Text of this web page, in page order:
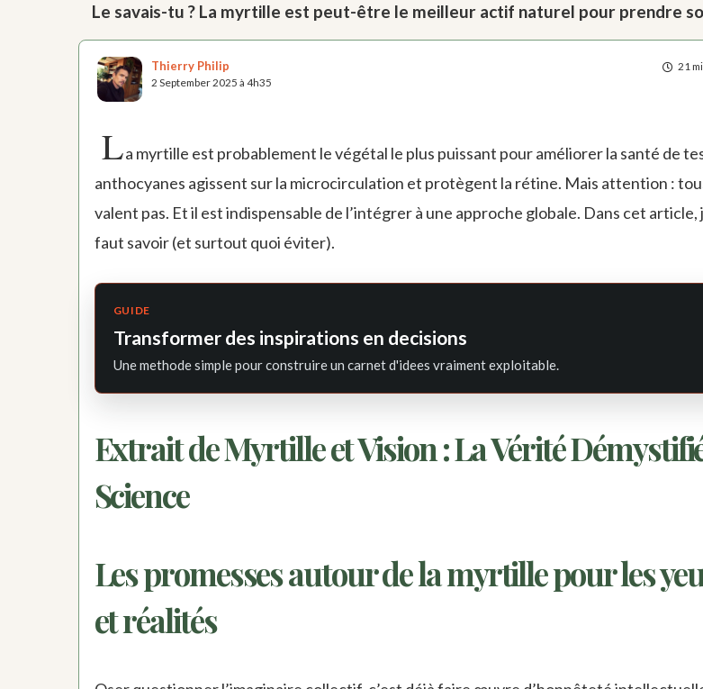
Le savais-tu ? La myrtille est peut-être le meilleur actif naturel pour prendre
21
Thierry Philip
2 September 2025 à 4h35
La myrtille est probablement le végétal le plus puissant pour améliorer la santé de
anthocyanes agissent sur la microcirculation et protègent la rétine. Mais attention :
valent pas. Et il est indispensable de l’intégrer à une approche globale. Dans cet article,
faut savoir (et surtout quoi éviter).
GUIDE
Transformer des inspirations en decisions
Une methode simple pour construire un carnet d'idees vraiment exploitable.
Extrait de Myrtille et Vision : La Vérité
Science
Les promesses autour de la myrtille pour les
et réalités